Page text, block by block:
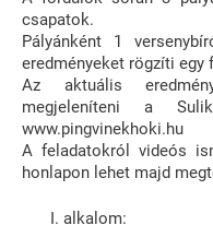
csapatok.
Pályánként 1
eredményeket rögzíti egy
Az aktuális
megjeleníteni a
www.pingvinekhoki.hu
A feladatokról videós
honlapon lehet majd
alkalom: